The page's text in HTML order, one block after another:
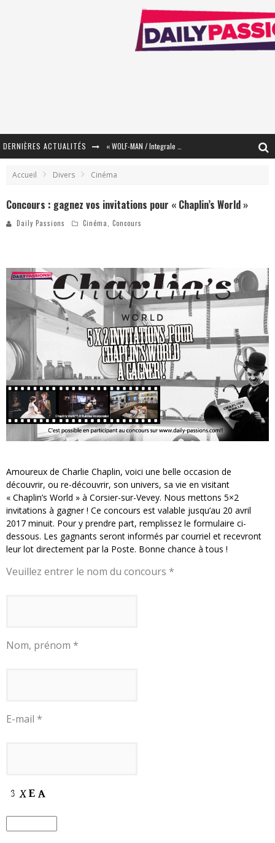
DERNIÈRES ACTUALITÉS
PsyRiver 2026 : la magie revient sur les rives de l’Aar
« MOFUSAND / Parler Japonais » – Des Expressions Pratiques !
Assassin's Creed Black Flag Resynced
Yoshi and the mysterious book
Accueil Divers Cinéma
Concours : gagnez vos invitations pour « Chaplin’s World »
Daily Passions Cinéma Concours
Amoureux de Charlie Chaplin, voici une belle occasion de
découvrir, ou re-découvrir, son univers, sa vie en visitant
« Chaplin’s World » à Corsier-sur-Vevey. Nous mettons 5×2
invitations à gagner ! Ce concours est valable jusqu’au 20 avril
2017 minuit. Pour y prendre part, remplissez le formulaire ci-
dessous. Les gagnants seront informés par courriel et recevront
leur lot directement par la Poste. Bonne chance à tous !
Veuillez entrer le nom du concours *
Nom, prénom *
E-mail *